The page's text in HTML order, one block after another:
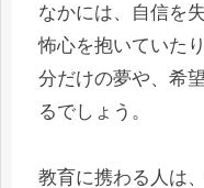
なかには、自信を
怖心を抱いていた
分だけの夢や、希
るでしょう。
教育に携わる人は